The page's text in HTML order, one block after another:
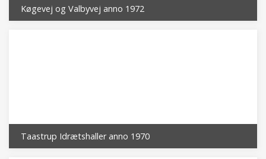
Køgevej og Valbyvej anno 1972
Taastrup Idrætshaller anno 1970